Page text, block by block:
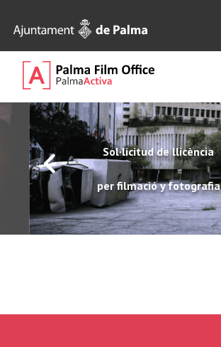
Sol·licitud de llicència
per filmació y fotografia